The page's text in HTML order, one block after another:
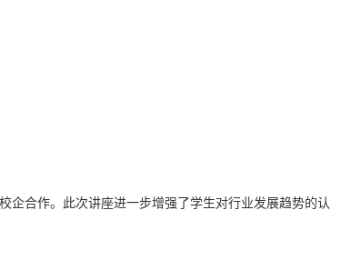
企合作。此次讲座进一步增强了学生对行业发展趋势的认